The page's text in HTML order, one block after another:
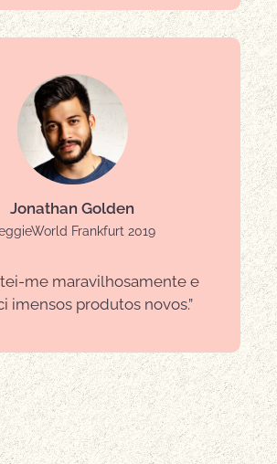
Jonathan Golden
Frankfurt 2019
me maravilhosamente e
imensos produtos novos.”